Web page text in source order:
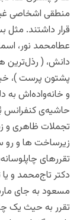
منطقی اشخاصی
قرار داشتند. مثل
عطامحمد نور،
دانش، ( رذل‌ترین
پشتون پرست )،
و خانه‌واده‌اش به
حاشیه‌ی کنفرانس
تجملات ظاهری و
زیرساخت ها و رو
تقررهای
دکتر تاج‌محمد و
مسعود به جای
تقرر به حیث یک